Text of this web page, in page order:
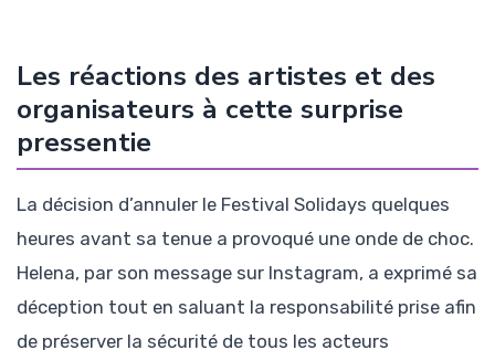
Les réactions des artistes et des
organisateurs à cette surprise
pressentie
La décision d’annuler le Festival Solidays quelques
heures avant sa tenue a provoqué une onde de choc.
Helena, par son message sur Instagram, a exprimé sa
déception tout en saluant la responsabilité prise afin
de préserver la sécurité de tous les acteurs